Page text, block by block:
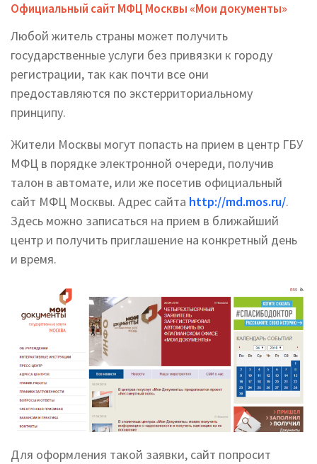
Официальный сайт МФЦ Москвы «Мои документы»
Любой житель страны может получить
государственные услуги без привязки к городу
регистрации, так как почти все они
предоставляются по экстерриториальному
принципу.
Жители Москвы могут попасть на прием в центр ГБУ
МФЦ в порядке электронной очереди, получив
талон в автомате, или же посетив официальный
сайт МФЦ Москвы. Адрес сайта http://md.mos.ru/.
Здесь можно записаться на прием в ближайший
центр и получить приглашение на конкретный день
и время.
Для оформления такой заявки, сайт попросит